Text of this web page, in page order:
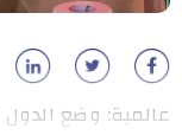
عالمية: وضع